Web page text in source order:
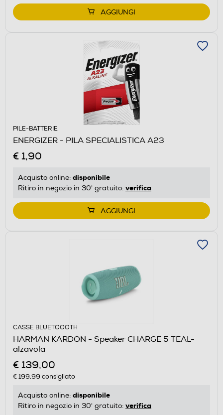
AGGIUNGI
PILE-BATTERIE
ENERGIZER - PILA SPECIALISTICA A23
€ 1,90
Acquisto online: disponibile
Ritiro in negozio in 30' gratuito: verifica
AGGIUNGI
CASSE BLUETOOOTH
HARMAN KARDON - Speaker CHARGE 5 TEAL-
alzavola
€ 139,00
€ 199,99 consigliato
Acquisto online: disponibile
Ritiro in negozio in 30' gratuito: verifica